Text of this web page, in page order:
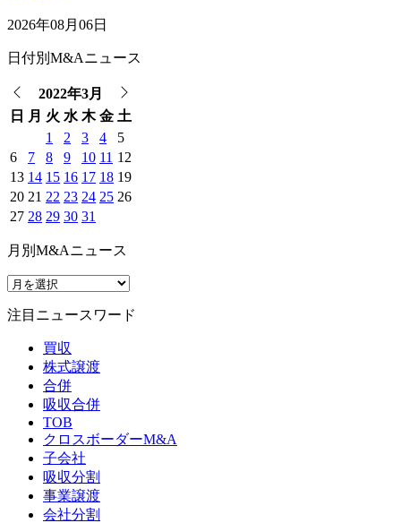
2026年08月06日
日付別M&Aニュース
2022年3月
日
月 火 水 木 金 土
1
2 3 4
5
6
7 8 9 10 11 12
13 14 15 16 17 18 19
20 21 22 23 24 25 26
27 28 29 30 31
月別M&Aニュース
注目ニュースワード
買収
株式譲渡
合併
吸収合併
TOB
クロスボーダーM&A
子会社
吸収分割
事業譲渡
会社分割